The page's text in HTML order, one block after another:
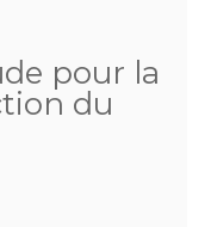
pour la
du